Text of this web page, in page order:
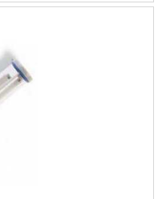
integrado
lâmpadas
utilização
as
requerer
elétrica.